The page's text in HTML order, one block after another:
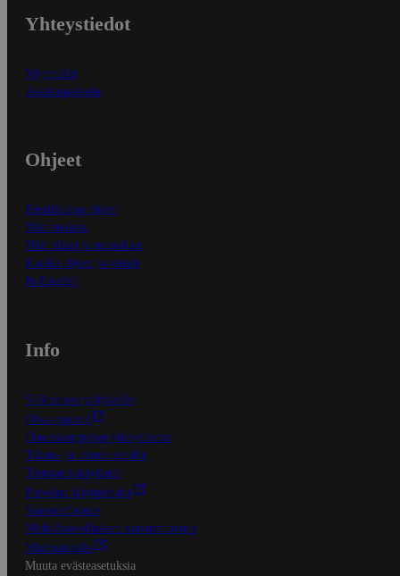
Yhteystiedot
Myymälät
Asiakaspalvelu
Ohjeet
Ensitilaajan ohjeet
Näin maksat
Näin tilaat ja muokkaat
Kaikki ohjeet ja vinkit
In English
Info
S-Business yrityksille
Oiva-raportit
Osuuskauppojen yhteystiedot
Tilaus- ja toimitusehdot
Tietosuojakäytäntö
Palvelun käyttöehdot
Saavutettavuus
Mobiilisovelluksen saavutettavuus
Mainostajalle
Muuta evästeasetuksia